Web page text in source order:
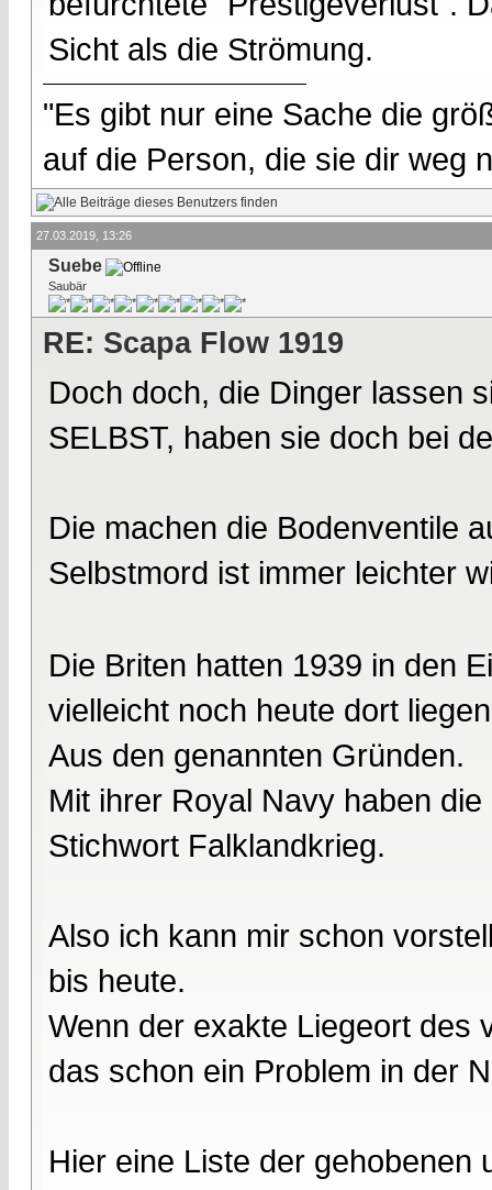
Sicht als die Strömung.
"Es gibt nur eine Sache die
auf die Person, die sie dir weg
27.03.2019, 13:26
Suebe
Saubär
RE: Scapa Flow 1919
Doch doch, die Dinger lassen
SELBST, haben sie doch bei
Die machen die Bodenventile
Selbstmord ist immer leichter
Die Briten hatten 1939 in den
vielleicht noch heute dort
Aus den genannten Gründen.
Mit ihrer Royal Navy haben
Stichwort Falklandkrieg.
Also ich kann mir schon
bis heute.
Wenn der exakte Liegeort des
das schon ein Problem in der
Hier eine Liste der gehobenen